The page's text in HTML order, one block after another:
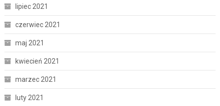
lipiec 2021
czerwiec 2021
maj 2021
kwiecień 2021
marzec 2021
luty 2021